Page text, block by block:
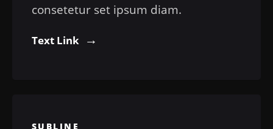
consetetur set ipsum diam.
Text Link
SUBLINE